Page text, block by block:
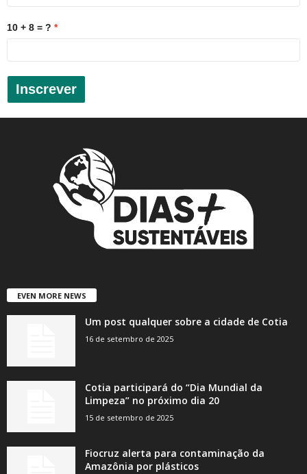
10 + 8 = ?
Inscrever
EVEN MORE NEWS
Um post qualquer sobre a cidade de Cotia
16 de setembro de 2025
Cotia participará do “Dia Mundial da
Limpeza” no próximo dia 20
15 de setembro de 2025
Fiocruz alerta para contaminação da
Amazônia por plásticos